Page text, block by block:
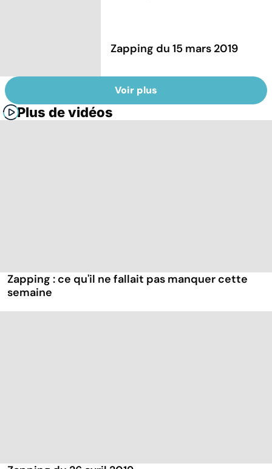
Zapping du 15 mars 2019
Voir plus
Plus de vidéos
Zapping : ce qu'il ne fallait pas manquer cette
semaine